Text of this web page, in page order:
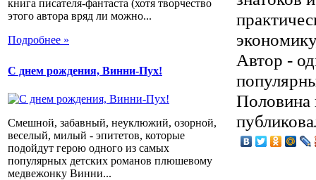
книга писателя-фантаста (хотя творчество
этого автора вряд ли можно...
Подробнее »
С днем рождения, Винни-Пух!
Смешной, забавный, неуклюжий, озорной,
веселый, милый - эпитетов, которые
подойдут герою одного из самых
популярных детских романов плюшевому
медвежонку Винни...
Автор -
Половина